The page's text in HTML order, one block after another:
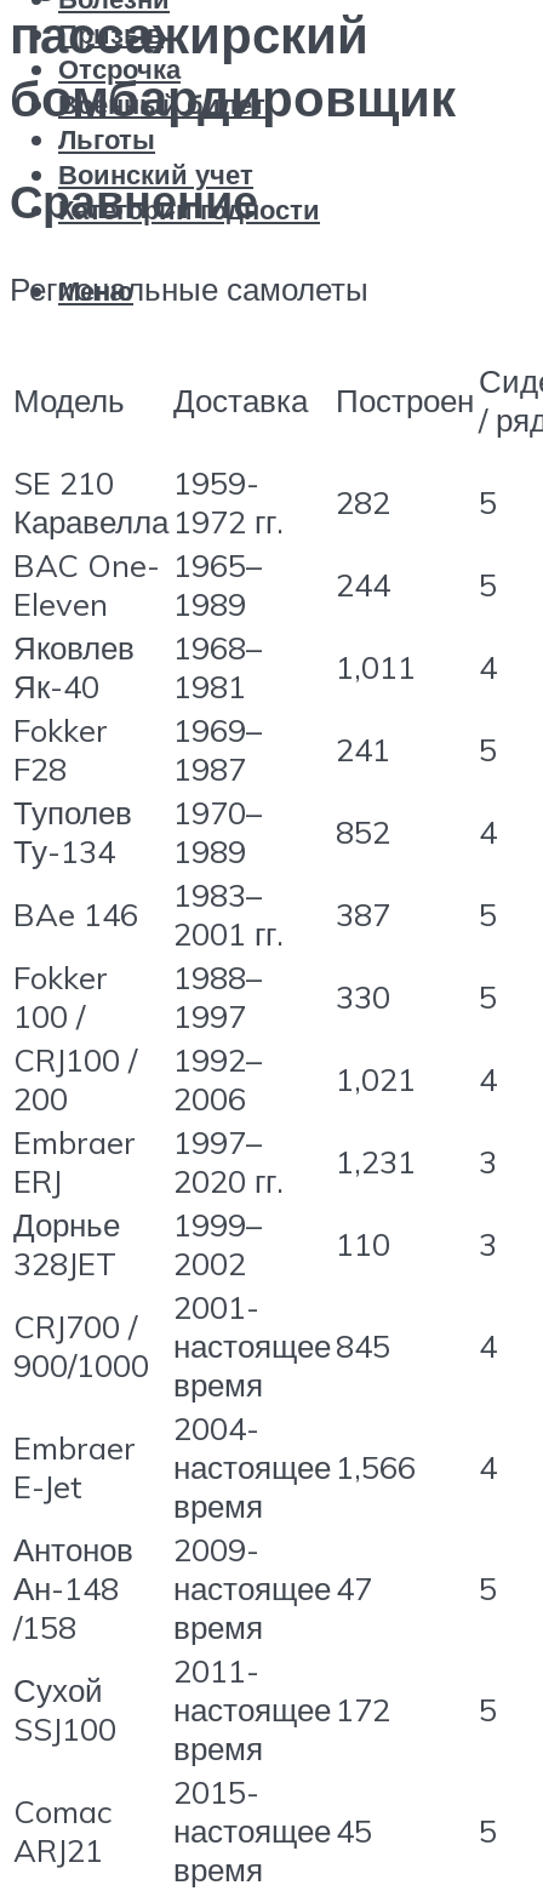
Призыв
Отсрочка
Военный билет
Льготы
Воинский учет
Категории годности
Меню
пассажирский
бомбардировщик
Сравнение
Региональные самолеты
Модель Доставка Построен/
SE 210
Каравелла
1959-
1972 гг.
282
5
BAC One-
Eleven
1965–
1989
244
5
Яковлев
Як-40
1968–
1981
1,011
4
Fokker
F28
1969–
1987
241
5
Туполев
Ту-134
1970–
1989
852 4
BAe 146
1983–
2001 гг.
387
5
Fokker
100 /
1988–
1997
330
5
CRJ100 /
200
1992–
2006
1,021
4
Embraer
ERJ
1997–
2020 гг.
1,231
3
Дорнье
328JET
1999–
2002
110 3
CRJ700 /
900/1000
2001-
настоящее
время
845 4
Embraer
E-Jet
2004-
настоящее
время
1,566 4
Антонов
Ан-148
/158
2009-
настоящее
время
47 5
Сухой
SSJ100
2011-
настоящее
время
172 5
Comac
ARJ21
2015-
настоящее
время
45 5